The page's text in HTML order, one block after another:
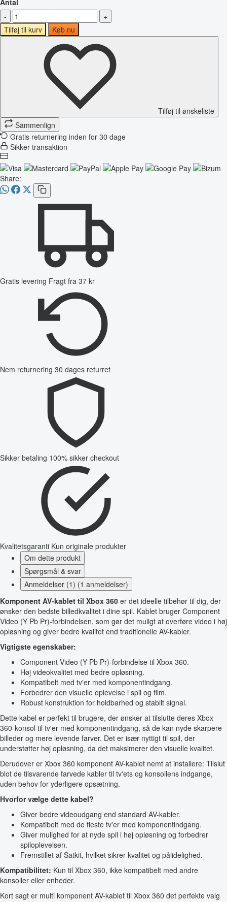
-
+
Tilføj til kurv
Køb nu
Tilføj til ønskeliste
Sammenlign
Gratis returnering inden for 30 dage
Sikker transaktion
Share:
Gratis levering Fragt fra 37 kr
Nem returnering 30 dages returret
Sikker betaling 100% sikker checkout
Kvalitetsgaranti Kun originale produkter
Om dette produkt
Spørgsmål & svar
Anmeldelser (1) (1 anmeldelser)
Komponent AV-kablet til Xbox 360 er det ideelle tilbehør til dig, der
ønsker den bedste billedkvalitet i dine spil. Kablet bruger Component
Video (Y Pb Pr)-forbindelsen, som gør det muligt at overføre video i høj
opløsning og giver bedre kvalitet end traditionelle AV-kabler.
Vigtigste egenskaber:
Component Video (Y Pb Pr)-forbindelse til Xbox 360.
Høj videokvalitet med bedre opløsning.
Kompatibelt med tv'er med komponentindgang.
Forbedrer den visuelle oplevelse i spil og film.
Robust konstruktion for holdbarhed og stabilt signal.
Dette kabel er perfekt til brugere, der ønsker at tilslutte deres Xbox
360-konsol til tv'er med komponentindgang, så de kan nyde skarpere
billeder og mere levende farver. Det er især nyttigt til spil, der
understøtter høj opløsning, da det maksimerer den visuelle kvalitet.
Derudover er Xbox 360 komponent AV-kablet nemt at installere: Tilslut
blot de tilsvarende farvede kabler til tv'ets og konsollens indgange,
uden behov for yderligere opsætning.
Hvorfor vælge dette kabel?
Giver bedre videoudgang end standard AV-kabler.
Kompatibelt med de fleste tv'er med komponentindgang.
Giver mulighed for at nyde spil i høj opløsning og forbedrer
spiloplevelsen.
Fremstillet af Satkit, hvilket sikrer kvalitet og pålidelighed.
Kompatibilitet: Kun til Xbox 360, ikke kompatibelt med andre
konsoller eller enheder.
Kort sagt er multi komponent AV-kablet til Xbox 360 det perfekte valg